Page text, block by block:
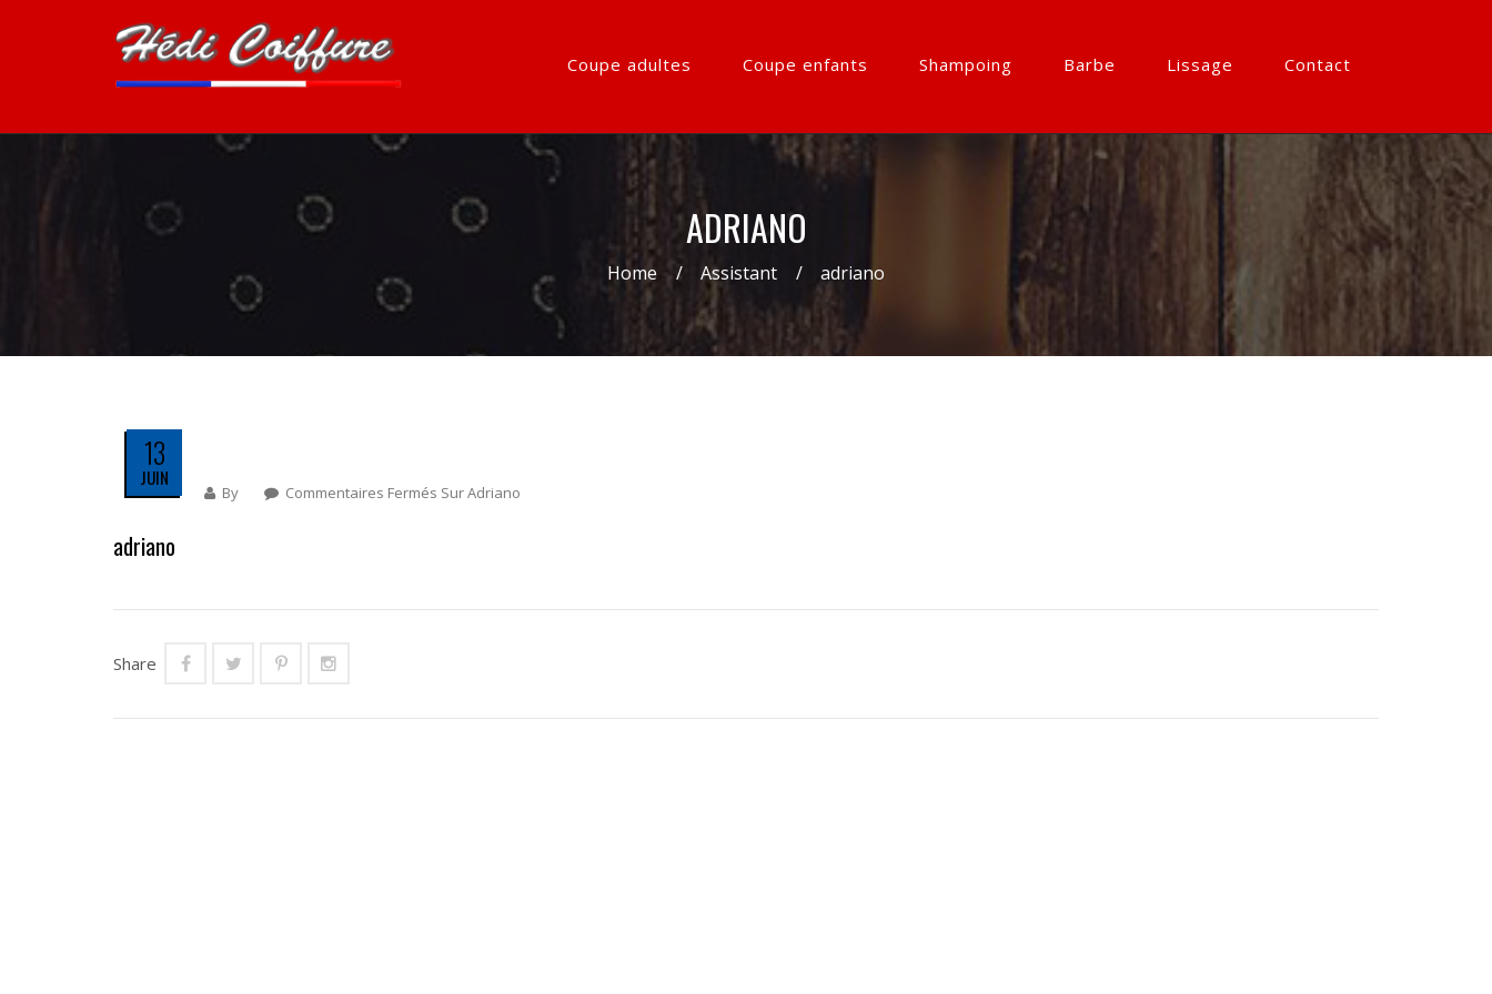
Coupe adultes Coupe enfants Shampoing Barbe Lissage Contact
ADRIANO
Home Assistant adriano
13
JUIN
By Commentaires Fermés Sur Adriano
adriano
Share